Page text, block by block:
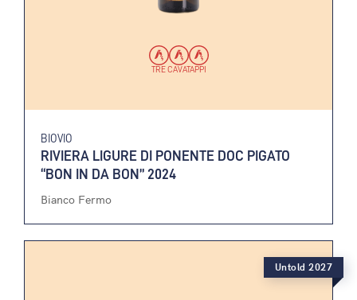
TRE CAVATAPPI
BIOVIO
RIVIERA LIGURE DI PONENTE DOC PIGATO
“BON IN DA BON” 2024
Bianco Fermo
Untold 2027